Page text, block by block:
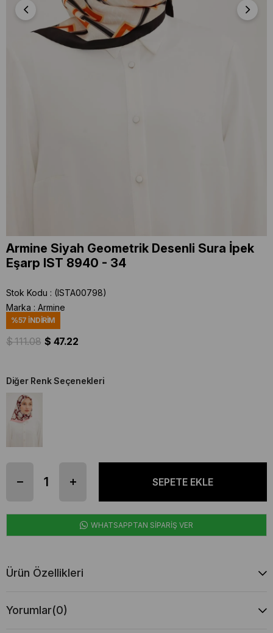
Armine Siyah Geometrik Desenli Sura İpek
Eşarp IST 8940 - 34
Stok Kodu
(ISTA00798)
Marka : Armine
%57 İNDIRIM
$ 111.08 $ 47.22
Diğer Renk Seçenekleri
WHATSAPPTAN SİPARİŞ VER
Ürün Özellikleri
Yorumlar(0)